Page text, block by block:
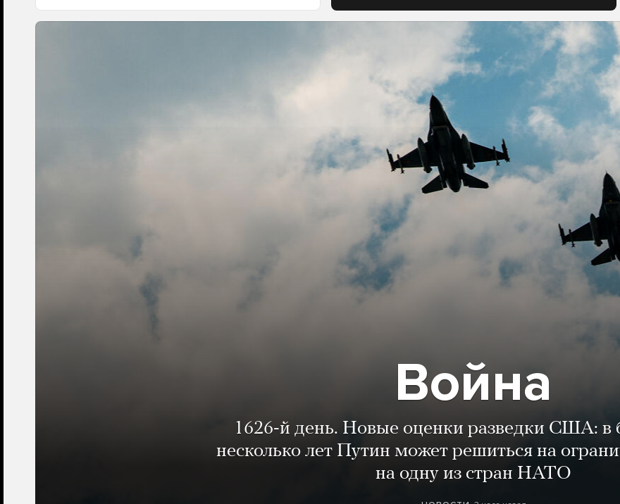
Война
1626-й день. Новые оценки разведки США: в
несколько лет Путин может решиться на
на одну из стран НАТО